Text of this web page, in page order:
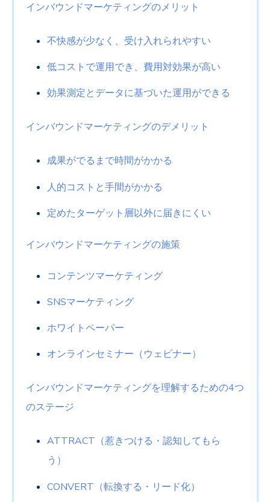
インバウンドマーケティングのメリット
不快感が少なく、受け入れられやすい
低コストで運用でき、費用対効果が高い
効果測定とデータに基づいた運用ができる
インバウンドマーケティングのデメリット
成果がでるまで時間がかかる
人的コストと手間がかかる
定めたターゲット層以外に届きにくい
インバウンドマーケティングの施策
コンテンツマーケティング
SNSマーケティング
ホワイトペーパー
オンラインセミナー（ウェビナー）
インバウンドマーケティングを理解するための4つ
のステージ
ATTRACT（惹きつける・認知してもら
う）
CONVERT（転換する・リード化）